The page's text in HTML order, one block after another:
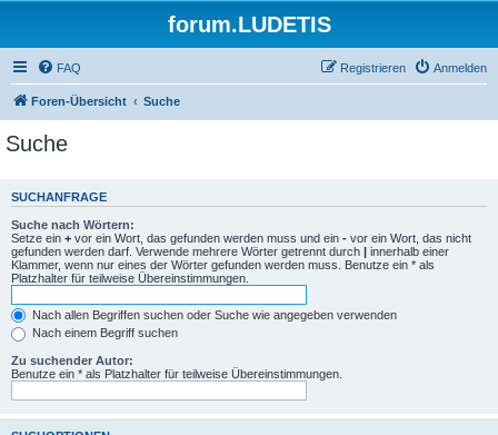
forum.LUDETIS
FAQ Anmelden
Registrieren
Foren-Übersicht Suche
Suche
SUCHANFRAGE
Suche nach Wörtern:
Setze ein + vor ein Wort, das gefunden werden muss und ein - vor ein Wort, das nicht
gefunden werden darf. Verwende mehrere Wörter getrennt durch | innerhalb einer
Klammer, wenn nur eines der Wörter gefunden werden muss. Benutze ein * als
Platzhalter für teilweise Übereinstimmungen.
Nach allen Begriffen suchen oder Suche wie angegeben verwenden
Nach einem Begriff suchen
Zu suchender Autor:
Benutze ein * als Platzhalter für teilweise Übereinstimmungen.